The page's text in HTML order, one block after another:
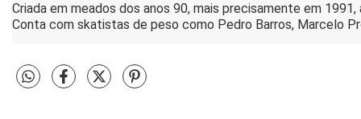
Criada em meados dos anos 90, mais precisamente em
Conta com skatistas de peso como Pedro Barros, Marcelo